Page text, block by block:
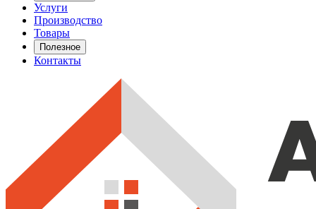
Услуги
Производство
Товары
Полезное
Контакты